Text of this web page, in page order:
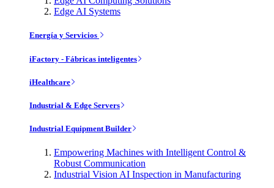
Edge AI Systems
Energía y Servicios
iFactory - Fábricas inteligentes
iHealthcare
Industrial & Edge Servers
Industrial Equipment Builder
Empowering Machines with Intelligent Control &
Robust Communication
Industrial Vision AI Inspection in Manufacturing